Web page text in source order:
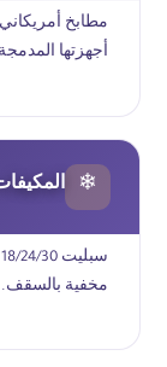
مطابخ
أجهزتها
❄
مخفية بالسقف.